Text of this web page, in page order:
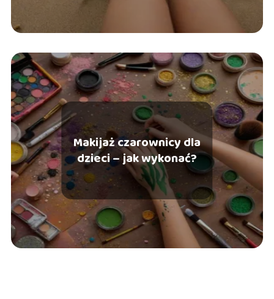
Makijaż czarownicy dla
dzieci – jak wykonać?